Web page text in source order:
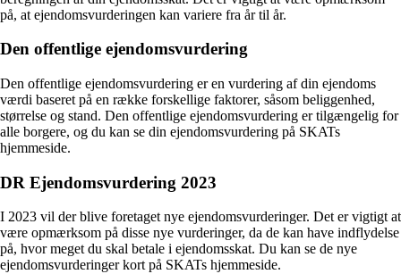
på, at ejendomsvurderingen kan variere fra år til år.
Den offentlige ejendomsvurdering
Den offentlige ejendomsvurdering er en vurdering af din ejendoms
værdi baseret på en række forskellige faktorer, såsom beliggenhed,
størrelse og stand. Den offentlige ejendomsvurdering er tilgængelig for
alle borgere, og du kan se din ejendomsvurdering på SKATs
hjemmeside.
DR Ejendomsvurdering 2023
I 2023 vil der blive foretaget nye ejendomsvurderinger. Det er vigtigt at
være opmærksom på disse nye vurderinger, da de kan have indflydelse
på, hvor meget du skal betale i ejendomsskat. Du kan se de nye
ejendomsvurderinger kort på SKATs hjemmeside.